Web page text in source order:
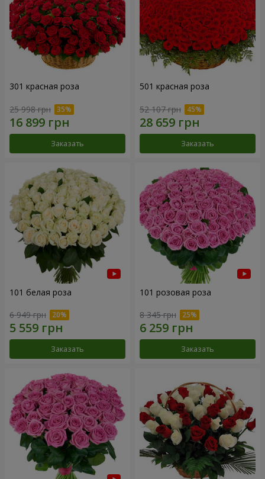
301 красная роза
25 998 грн
Заказать
501 красная роза
52 107 грн
Заказать
101 белая роза
6 949 грн
Заказать
101 розовая роза
8 345 грн
Заказать